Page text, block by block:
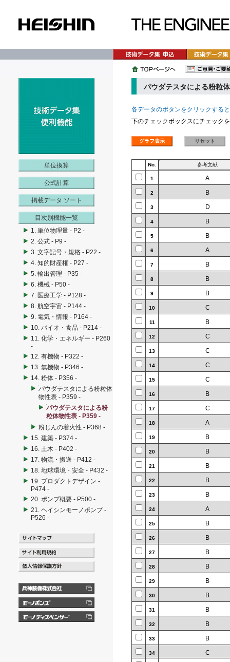
単位換算
公式計算
掲載データ ソート
目次別機能一覧
1. 単位物理量 - P2 -
2. 公式 - P9 -
3. 文字記号・規格 - P22 -
4. 知的財産権 - P27 -
5. 輸出管理 - P35 -
6. 機械 - P50 -
7. 医療工学 - P128 -
8. 航空宇宙 - P144 -
9. 電気・情報 - P164 -
10. バイオ・食品 - P214 -
11. 化学・エネルギー - P260
-
12. 有機物 - P322 -
13. 無機物 - P346 -
14. 粉体 - P356 -
パウダテスタによる粉粒体
物性表 - P359 -
パウダテスタによる粉
粒体物性表 - P359 -
粉じんの着火性 - P368 -
15. 建築 - P374 -
16. 土木 - P402 -
17. 物流・搬送 - P412 -
18. 地球環境・安全 - P432 -
19. プロダクトデザイン -
P474 -
20. ポンプ概要 - P500 -
21. ヘイシンモーノポンプ -
P526 -
パウダテスタによる粉粒
各データのボタンをクリックする
下のチェックボックスにチェック
No.
1 A
2 B
3 D
4 B
5 B
6 A
7 B
8 B
9 B
10 C
11 B
12 C
13 C
14 C
15 C
16 B
17 C
18 A
19 B
20 B
21 B
22 B
23 B
24 A
25 B
26 B
27 B
28 B
29 B
30 B
31 B
32 B
33 B
34 C